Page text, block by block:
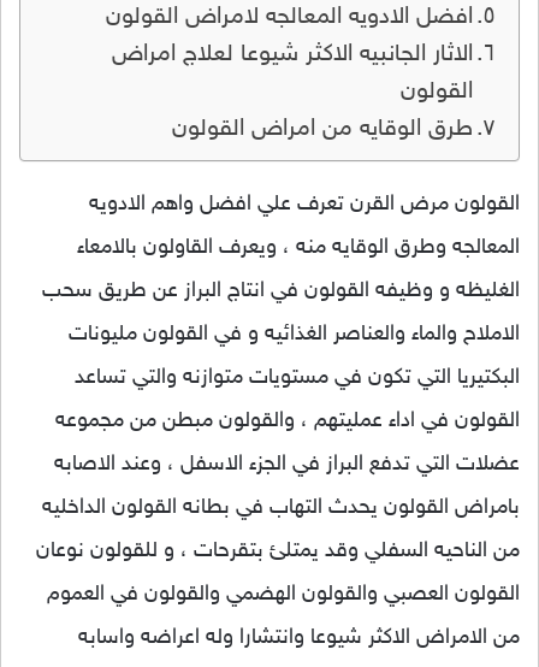
افضل الادويه المعالجه لامراض القولون
الاثار الجانبيه الاكثر شيوعا لعلاج امراض
القولون
طرق الوقايه من امراض القولون
القولون مرض القرن تعرف علي افضل واهم الادويه
المعالجه وطرق الوقايه منه ، ويعرف القاولون بالامعاء
الغليظه و وظيفه القولون في انتاج البراز عن طريق سحب
الاملاح والماء والعناصر الغذائيه و في القولون مليونات
البكتيريا التي تكون في مستويات متوازنه والتي تساعد
القولون في اداء عمليتهم ، والقولون مبطن من مجموعه
عضلات التي تدفع البراز في الجزء الاسفل ، وعند الاصابه
بامراض القولون يحدث التهاب في بطانه القولون الداخليه
من الناحيه السفلي وقد يمتلئ بتقرحات ، و للقولون نوعان
القولون العصبي والقولون الهضمي والقولون في العموم
من الامراض الاكثر شيوعا وانتشارا وله اعراضه واسابه